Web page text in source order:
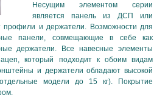
Несущим элементом серии
является панель из ДСП или
и держатели. Возможности для
панели, совмещающие в себе как
держатели. Все навесные элементы
который подходит к обоим видам
и держатели обладают высокой
модели до 15 кг). Покрытие